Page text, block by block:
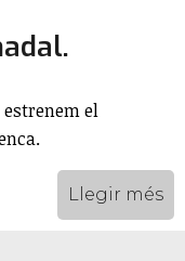
estrenem el
Llegir més